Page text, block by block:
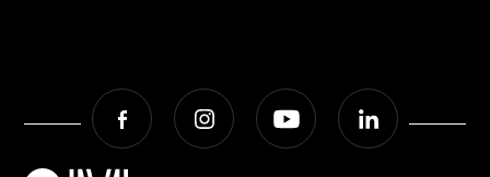
Facebook Instagram Youtube